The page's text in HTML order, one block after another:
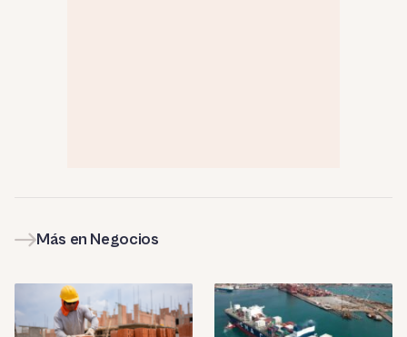
Más en Negocios